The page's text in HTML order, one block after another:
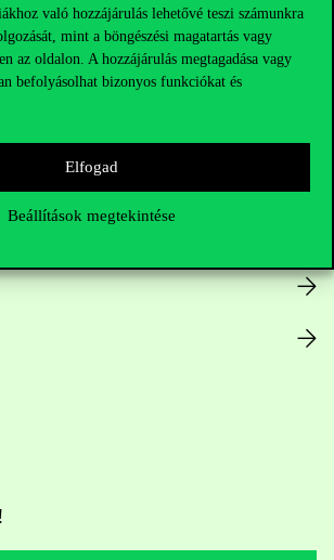
való hozzájárulás lehetővé teszi számunkra
mint a böngészési magatartás vagy
az oldalon. A hozzájárulás megtagadása vagy
befolyásolhat bizonyos funkciókat és
Elfogad
Beállítások megtekintése